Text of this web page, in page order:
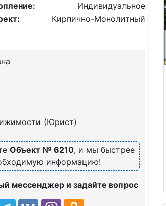
Индивидуальное
Кирпично-Монолитный
(Юрист)
Объект № 6210, и мы быстрее
информацию!
мессенджер и задайте вопрос